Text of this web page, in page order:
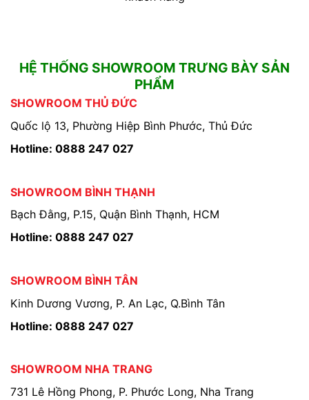
HỆ THỐNG SHOWROOM TRƯNG BÀY SẢN
PHẨM
SHOWROOM THỦ ĐỨC
Quốc lộ 13, Phường Hiệp Bình Phước, Thủ Đức
Hotline: 0888 247 027
SHOWROOM BÌNH THẠNH
Bạch Đằng, P.15, Quận Bình Thạnh, HCM
Hotline: 0888 247 027
SHOWROOM BÌNH TÂN
Kinh Dương Vương, P. An Lạc, Q.Bình Tân
Hotline: 0888 247 027
SHOWROOM NHA TRANG
731 Lê Hồng Phong, P. Phước Long, Nha Trang